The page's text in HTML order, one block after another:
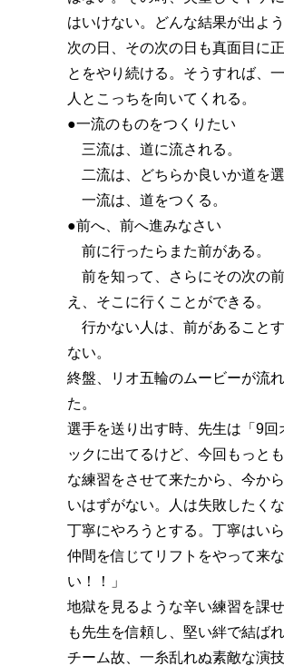
はいけない。どんな結果が出よう
次の日、その次の日も真面目に
とをやり続ける。そうすれば、
人とこっちを向いてくれる。
●一流のものをつくりたい
三流は、道に流される。
二流は、どちらか良いか道を選
一流は、道をつくる。
●前へ、前へ進みなさい
前に行ったらまた前がある。
前を知って、さらにその次の
え、そこに行くことができる。
行かない人は、前があること
ない。
終盤、リオ五輪のムービーが流
た。
選手を送り出す時、先生は「9回
ックに出てるけど、今回もっと
な練習をさせて来たから、今か
いはずがない。人は失敗したくな
丁寧にやろうとする。丁寧はいら
仲間を信じてリフトをやって来
い！！」
地獄を見るような辛い練習を課
も先生を信頼し、堅い絆で結ば
チーム故、一糸乱れぬ素敵な演